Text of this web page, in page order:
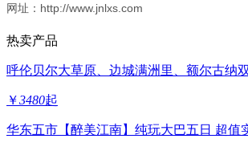
网址：http://www.jnlxs.com
热卖产品
呼伦贝尔大草原、边城满洲里、额尔古纳
￥3480起
华东五市【醉美江南】纯玩大巴五日 超值